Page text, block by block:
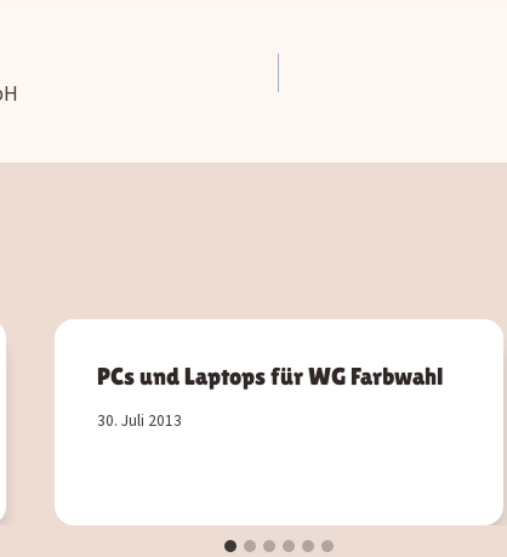
PCs und Laptops für WG Farbwahl
30. Juli 2013